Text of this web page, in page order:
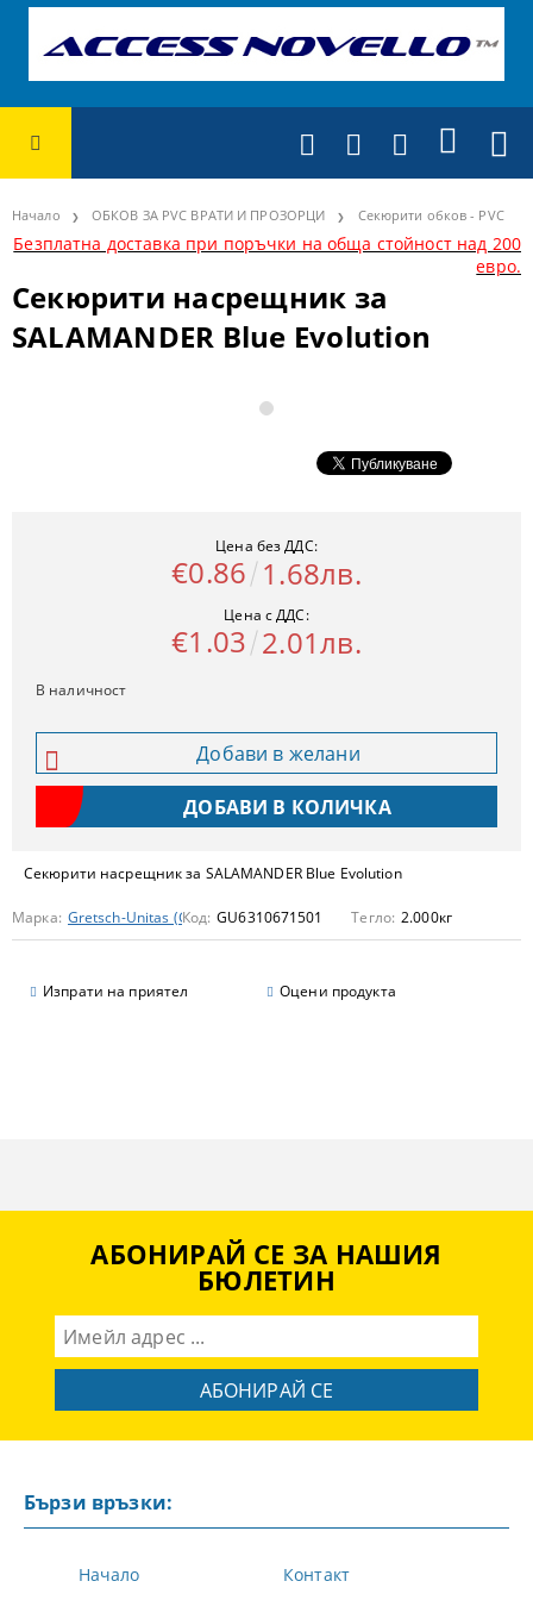
Начало ОБКОВ ЗА PVC ВРАТИ И ПРОЗОРЦИ Секюрити обков - PVC
Безплатна доставка при поръчки на обща стойност над 200
евро.
Секюрити насрещник за
SALAMANDER Blue Evolution
Секюрити насрещник за SALAMANDER Blue Evolution
Марка: Gretsch-Unitas (GU)
Код: GU6310671501 Тегло: 2.000кг
Изпрати на приятел Оцени продукта
Цена без ДДС:
€0.86 1.68лв.
Цена с ДДС:
€1.03 2.01лв.
В наличност
Добави в желани
АБОНИРАЙ СЕ ЗА НАШИЯ
БЮЛЕТИН
Бързи връзки:
Начало
Контакт